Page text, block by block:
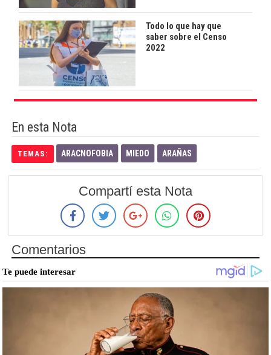
Todo lo que hay que
saber sobre el Censo
2022
En esta Nota
TEMAS: ARACNOFOBIA MIEDO ARAÑAS
Compartí esta Nota
Comentarios